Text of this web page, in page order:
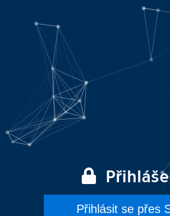
Přihlásit se přes